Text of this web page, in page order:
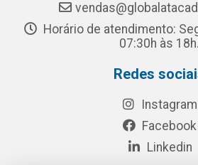
Horário de atendimento:
07:30h às 18h.
Redes
Instagram
Facebook
Linkedin